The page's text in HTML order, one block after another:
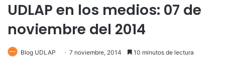
UDLAP en los medios: 07 de
noviembre del 2014
Blog UDLAP 7 noviembre, 2014 10 minutos de lectura